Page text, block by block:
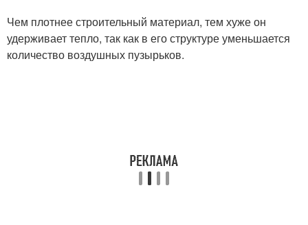
Чем плотнее строительный материал, тем хуже он
удерживает тепло, так как в его структуре уменьшается
количество воздушных пузырьков.